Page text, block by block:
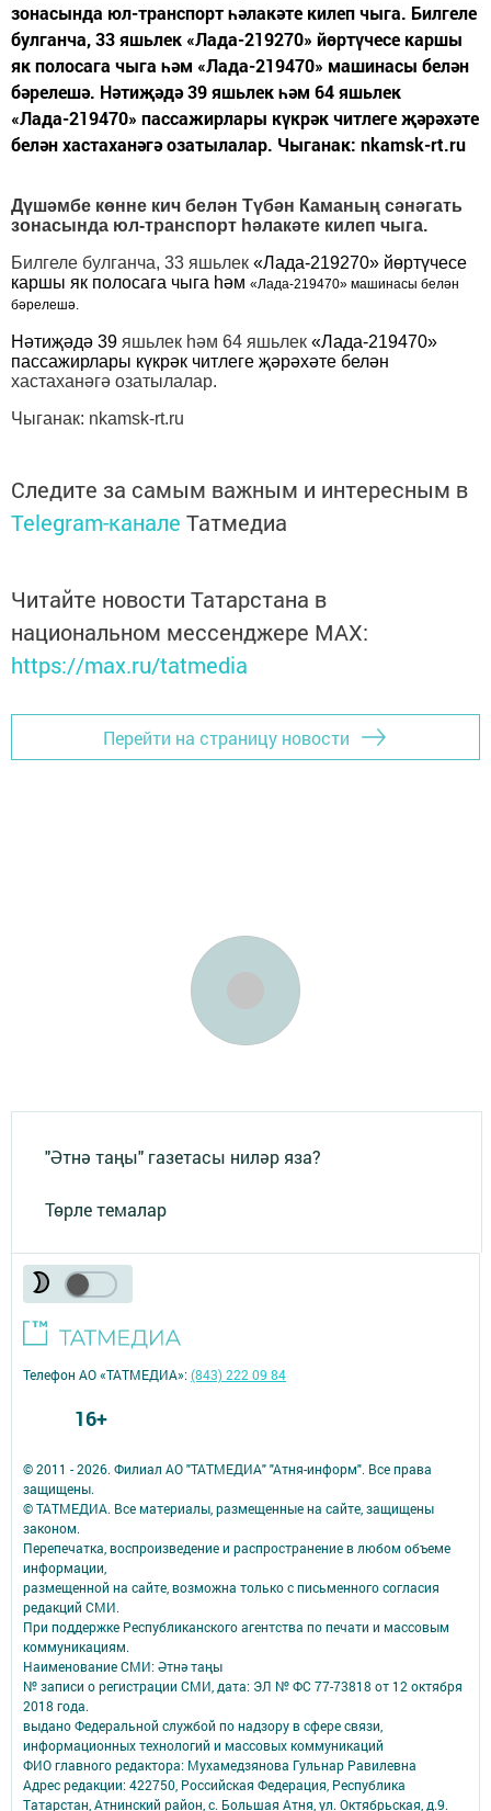
зонасында юл-транспорт һәлакәте килеп чыга. Билгеле
булганча, 33 яшьлек «Лада-219270» йөртүчесе каршы
як полосага чыга һәм «Лада-219470» машинасы белән
бәрелешә. Нәтиҗәдә 39 яшьлек һәм 64 яшьлек
«Лада-219470» пассажирлары күкрәк читлеге җәрәхәте
белән хастаханәгә озатылалар. Чыганак: nkamsk-rt.ru
Дүшәмбе көнне кич белән Түбән Каманың сәнәгать
зонасында юл-транспорт һәлакәте килеп чыга.
Билгеле булганча, 33 яшьлек «Лада-219270» йөртүчесе
каршы як полосага чыга һәм «Лада-219470» машинасы белән
бәрелешә.
Нәтиҗәдә 39 яшьлек һәм 64 яшьлек «Лада-219470»
пассажирлары күкрәк читлеге җәрәхәте белән
хастаханәгә озатылалар.
Чыганак: nkamsk-rt.ru
Следите за самым важным и интересным в
Telegram-канале Татмедиа
Читайте новости Татарстана в
национальном мессенджере MАХ:
https://max.ru/tatmedia
Перейти на страницу новости
"Әтнә таңы" газетасы ниләр яза?
Төрле темалар
© 2011 - 2026. Филиал АО "ТАТМЕДИА" "Атня-информ". Все права
защищены.
© ТАТМЕДИА. Все материалы, размещенные на сайте, защищены
законом.
Перепечатка, воспроизведение и распространение в любом объеме
информации,
размещенной на сайте, возможна только с письменного согласия
редакций СМИ.
При поддержке Республиканского агентства по печати и массовым
коммуникациям.
Наименование СМИ: Әтнә таңы
№ записи о регистрации СМИ, дата: ЭЛ № ФС 77-73818 от 12 октября
2018 года.
выдано Федеральной службой по надзору в сфере связи,
информационных технологий и массовых коммуникаций
ФИО главного редактора: Мухамедзянова Гульнар Равилевна
Адрес редакции: 422750, Российская Федерация, Республика
Татарстан, Атнинский район, с. Большая Атня, ул. Октябрьская, д.9.
Телефон АО «ТАТМЕДИА»:(843) 222 09 84
16+